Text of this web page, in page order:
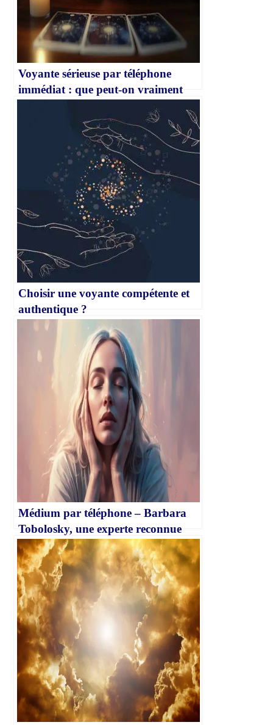
Voyante sérieuse par téléphone
immédiat : que peut-on vraiment
Choisir une voyante compétente et
authentique ?
Médium par téléphone – Barbara
Tobolosky, une experte reconnue